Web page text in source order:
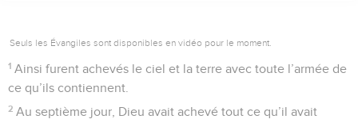
Seuls les Évangiles sont disponibles en vidéo pour le moment.
1 Ainsi furent achevés le ciel et la terre avec toute l’armée de
ce qu’ils contiennent.
2 Au septième jour, Dieu avait achevé tout ce qu’il avait